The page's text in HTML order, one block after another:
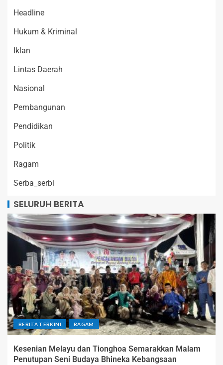
Headline
Hukum & Kriminal
Iklan
Lintas Daerah
Nasional
Pembangunan
Pendidikan
Politik
Ragam
Serba_serbi
SELURUH BERITA
BERITA TERKINI RAGAM
Kesenian Melayu dan Tionghoa Semarakkan Malam
Penutupan Seni Budaya Bhineka Kebangsaan